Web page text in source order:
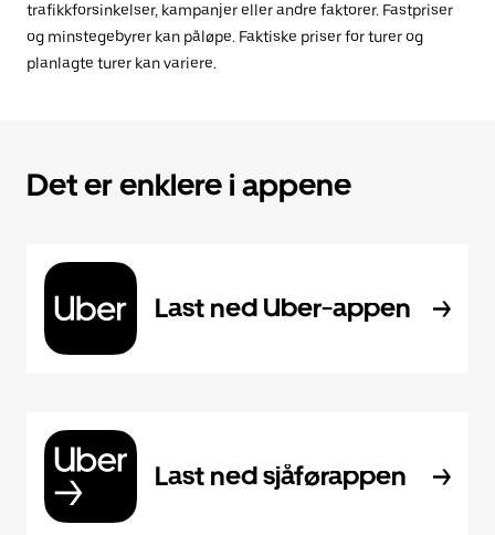
trafikkforsinkelser, kampanjer eller andre faktorer. Fastpriser
og minstegebyrer kan påløpe. Faktiske priser for turer og
planlagte turer kan variere.
Det er enklere i appene
Last ned Uber-appen
Last ned sjåførappen